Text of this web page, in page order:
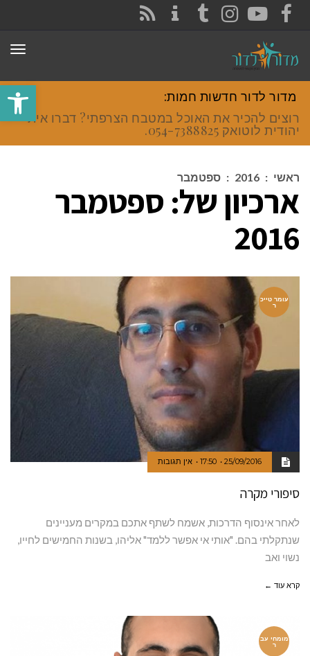
פתח
FACEBOOK
YOUTUBE
INSTAGRAM
TUMBLR
מדור לדור חדשות חמות:
רוצים להכיר את האוכל במטבח הצרפתי? דברו איתי
יהודית לוטואק 054-7388825.
ראשי :
2016
: ספטמבר
ארכיון של: ספטמבר
2016
עומר טייכ
ר
25/09/2016
17:50 אין תגובות
סיפורי מקרה
לאחר אינסוף הדרכות, אשמח לשתף אתכם במקרים מעניינים
שנתקלתי בהם. "אותי אי אפשר ללמד" אליהו, בשנות החמישים לחייו,
נשוי ואב
קרא עוד ←
מומחי עב
ר